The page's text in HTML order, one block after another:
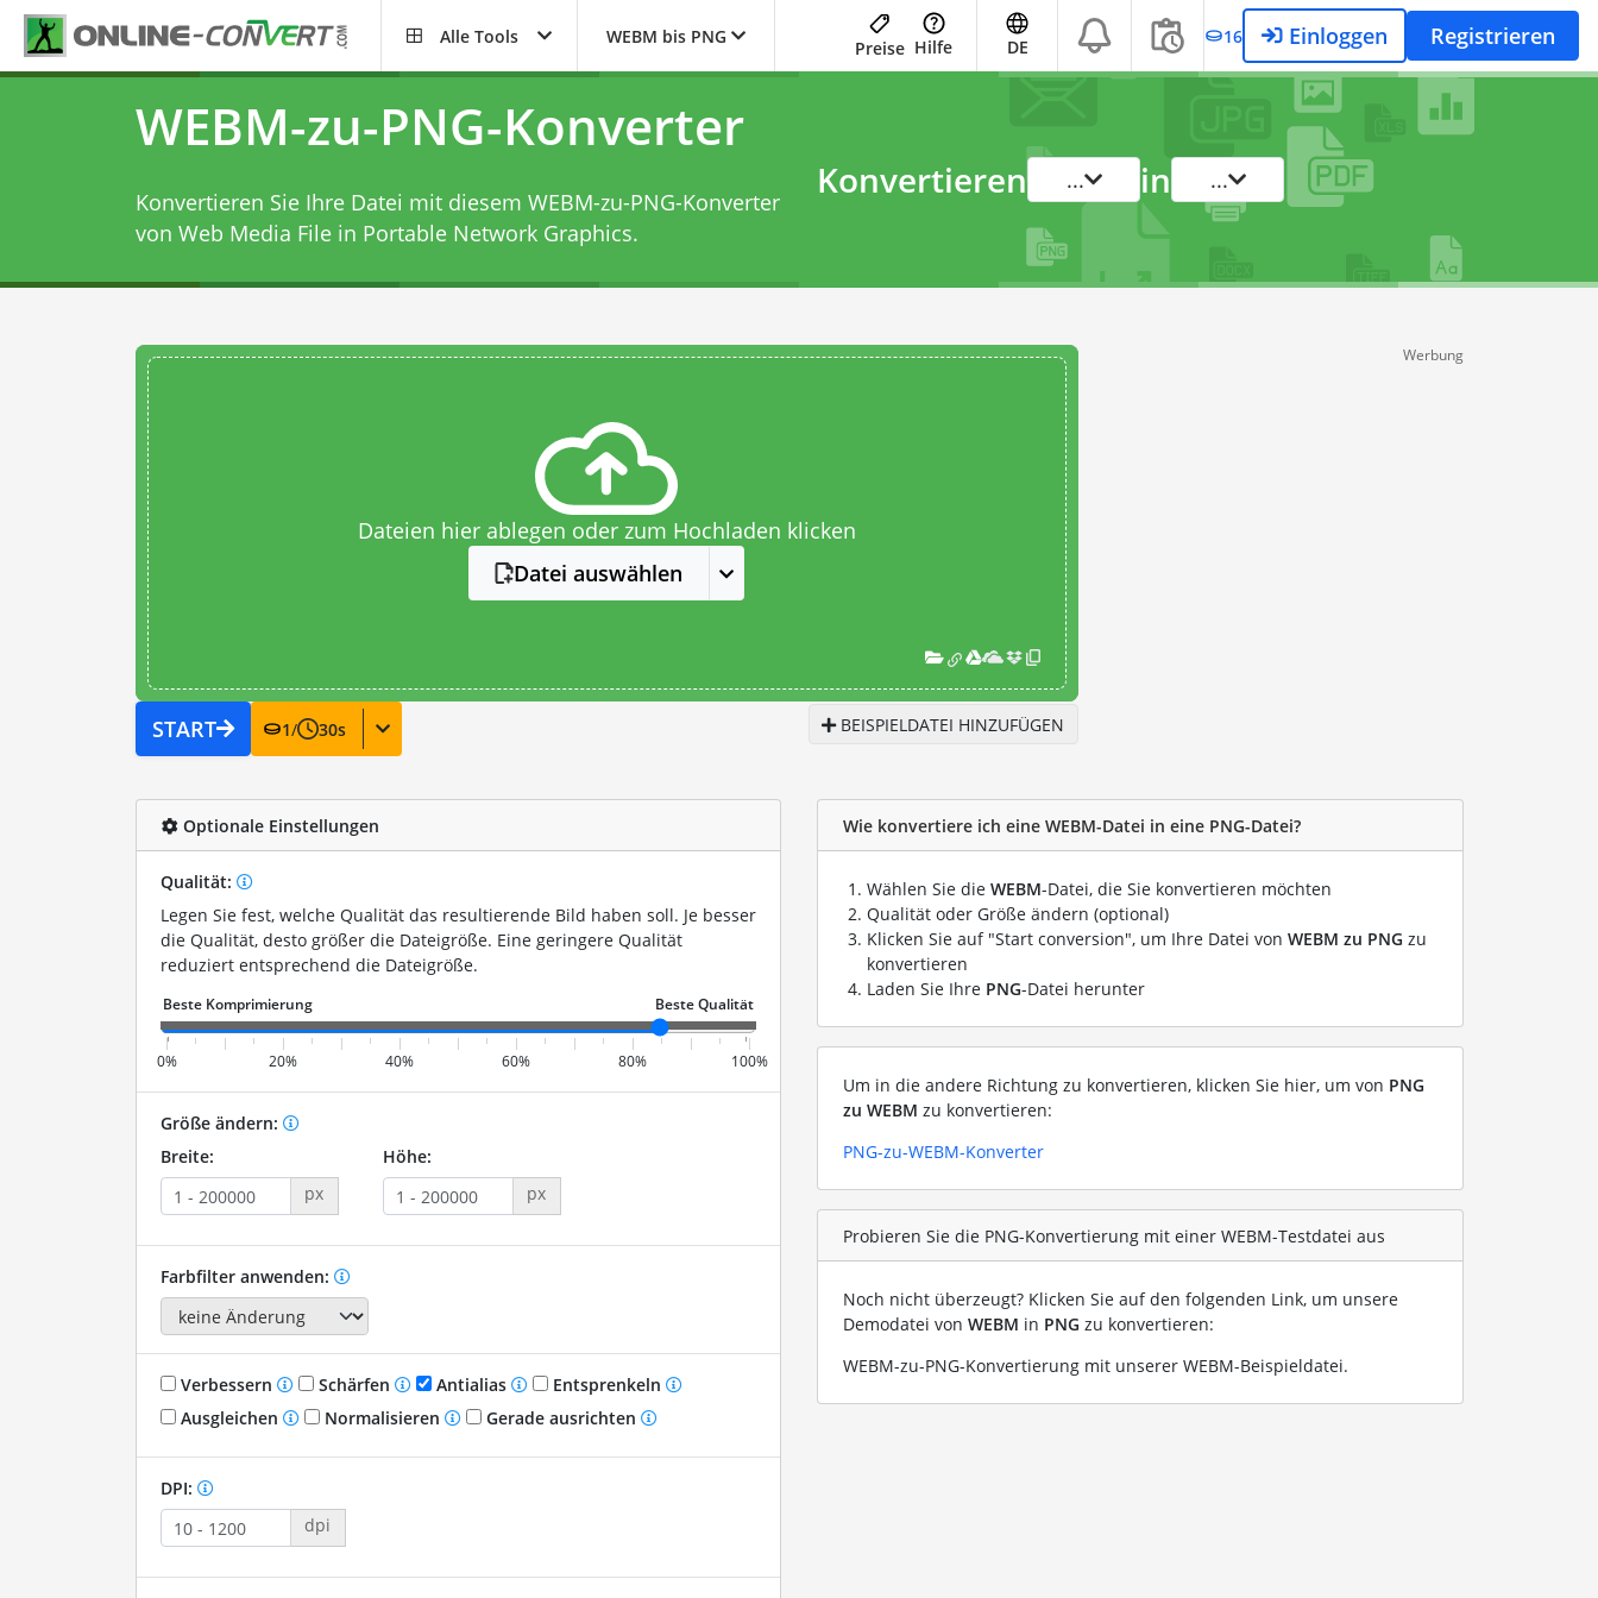
Alle Tools WEBM bis PNG
Preise Hilfe DE 16 Einloggen Registrieren
WEBM-zu-PNG-Konverter
Konvertieren Sie Ihre Datei mit diesem WEBM-zu-PNG-Konverter
von Web Media File in Portable Network Graphics.
Konvertieren ... in ...
Dateien hier ablegen oder zum Hochladen klicken
Datei auswählen
START 1/ 30s BEISPIELDATEI HINZUFÜGEN
Werbung
Optionale Einstellungen
Qualität:
Legen Sie fest, welche Qualität das resultierende Bild haben soll. Je besser
die Qualität, desto größer die Dateigröße. Eine geringere Qualität
reduziert entsprechend die Dateigröße.
0% 20% 40% 60% 80% 100%
Größe ändern:
Breite:
px
Höhe:
px
Farbfilter anwenden:
Verbessern Schärfen Antialias
Entsprenkeln
Ausgleichen
Normalisieren Gerade ausrichten
DPI:
dpi
Wie konvertiere ich eine WEBM-Datei in eine PNG-Datei?
Wählen Sie die WEBM-Datei, die Sie konvertieren möchten
Qualität oder Größe ändern (optional)
Klicken Sie auf "Start conversion", um Ihre Datei von WEBM zu PNG zu
konvertieren
Laden Sie Ihre PNG-Datei herunter
Um in die andere Richtung zu konvertieren, klicken Sie hier, um von PNG
zu WEBM zu konvertieren:
PNG-zu-WEBM-Konverter
Probieren Sie die PNG-Konvertierung mit einer WEBM-Testdatei aus
Noch nicht überzeugt? Klicken Sie auf den folgenden Link, um unsere
Demodatei von WEBM in PNG zu konvertieren:
WEBM-zu-PNG-Konvertierung mit unserer WEBM-Beispieldatei.